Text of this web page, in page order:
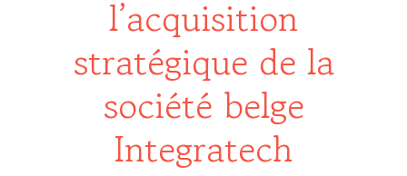
l’acquisition
stratégique de la
société belge
Integratech